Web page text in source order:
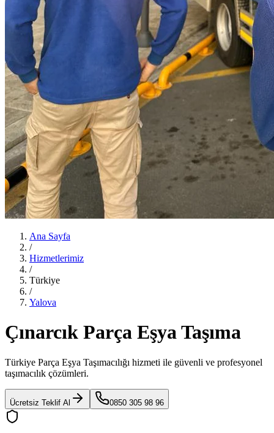
Ana Sayfa
/
Hizmetlerimiz
/
Türkiye
/
Yalova
Çınarcık Parça Eşya Taşıma
Türkiye Parça Eşya Taşımacılığı hizmeti ile güvenli ve profesyonel
taşımacılık çözümleri.
Ücretsiz Teklif Al 0850 305 98 96